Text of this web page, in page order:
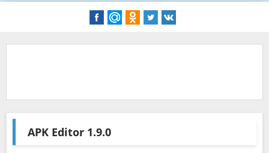
APK Editor 1.9.0